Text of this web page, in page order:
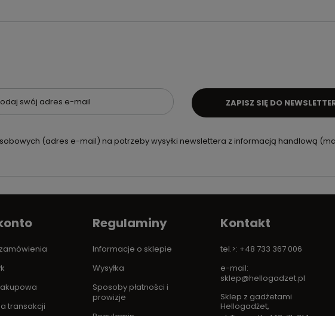
swój adres e-mail
(adres e-mail) na potrzeby wysyłki newslettera z informacją handlową
ZAPISZ SIĘ DO
transakcji
Regulaminy
Informacje o sklepie
Wysyłka
Sposoby płatności i
prowizje
Kontakt
tel.>: +48 733 367 006
e-mail:
sklep@hellogadzet.pl
Sklep z gadżetami
Hellogadżet,